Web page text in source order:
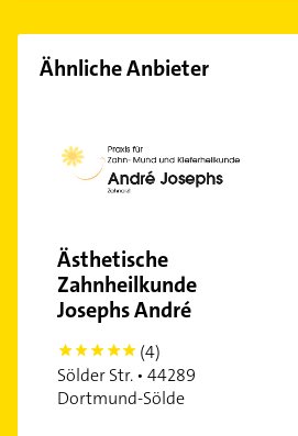
Ähnliche Anbieter
Ästhetische
Zahnheilkunde
Josephs André
5
(4)
Sölder Str. • 44289
Dortmund-Sölde